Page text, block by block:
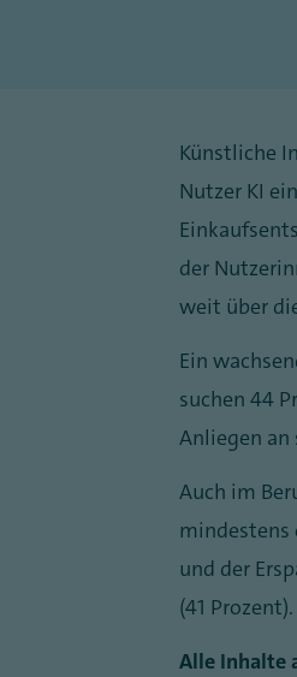
Künstliche
Nutzer KI
der
weit über
Ein
suchen 44
Anliegen an
Auch im
mindestens
und der
(41 Prozent).
Alle Inhalte